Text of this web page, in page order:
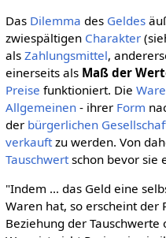
Das Dilemma des Geldes
zwiespältigen Charakter
als Zahlungsmittel,
einerseits als Maß der
Preise funktioniert. Die
Allgemeinen- ihrer Form
der bürgerlichen
verkauftzu werden. Von
Tauschwertschon bevor sie
"Indem ... das Geld eine
Waren hat, so erscheint der
Beziehung der